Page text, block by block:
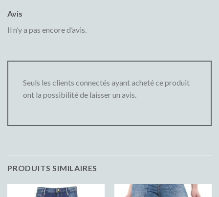
Avis
Il n’y a pas encore d’avis.
Seuls les clients connectés ayant acheté ce produit
ont la possibilité de laisser un avis.
PRODUITS SIMILAIRES